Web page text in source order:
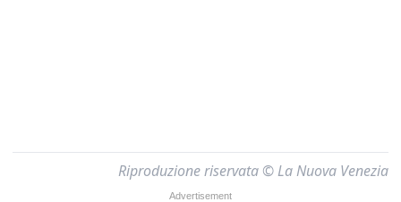
Riproduzione riservata © La Nuova Venezia